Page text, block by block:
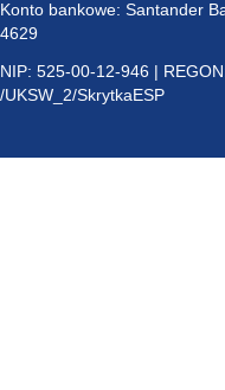
Konto bankowe: Santander
4629
NIP: 525-00-12-946 |
/UKSW_2/SkrytkaESP